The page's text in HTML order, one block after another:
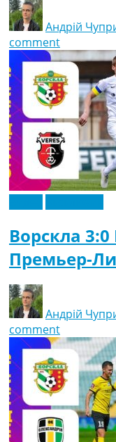
Андрій
comment
Ворскла
Премьер-
Андрій
comment